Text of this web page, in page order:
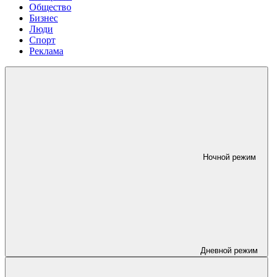
Общество
Бизнес
Люди
Спорт
Реклама
Ночной режим
Дневной режим